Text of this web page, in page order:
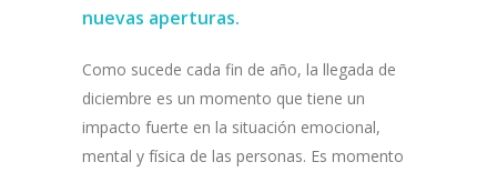
nuevas aperturas.
Como sucede cada fin de año, la llegada de
diciembre es un momento que tiene un
impacto fuerte en la situación emocional,
mental y física de las personas. Es momento